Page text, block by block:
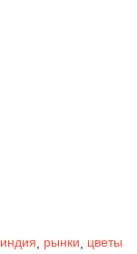
индия рынки цветы